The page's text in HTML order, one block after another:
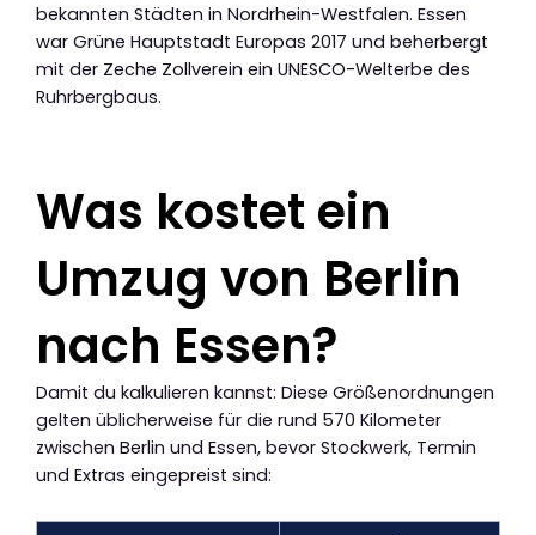
bekannten Städten in Nordrhein-Westfalen. Essen
war Grüne Hauptstadt Europas 2017 und beherbergt
mit der Zeche Zollverein ein UNESCO-Welterbe des
Ruhrbergbaus.
Was kostet ein
Umzug von Berlin
nach Essen?
Damit du kalkulieren kannst: Diese Größenordnungen
gelten üblicherweise für die rund 570 Kilometer
zwischen Berlin und Essen, bevor Stockwerk, Termin
und Extras eingepreist sind: